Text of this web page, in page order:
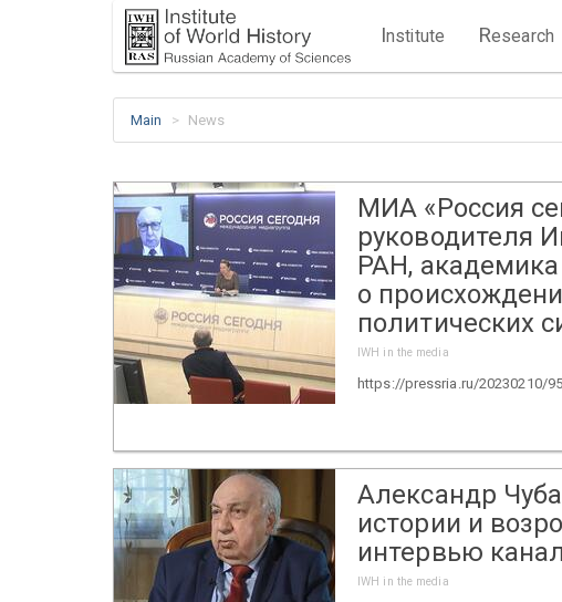
Institute Research
Main News
МИА «Россия
руководителя
РАН,
о
политических
IWH in the media
https://pressria.ru/20230210/
Александр
истории и
интервью
IWH in the media